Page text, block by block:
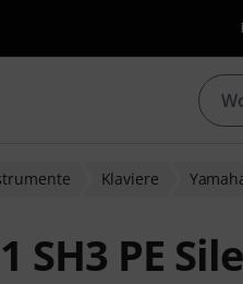
Klaviere
SH3 PE